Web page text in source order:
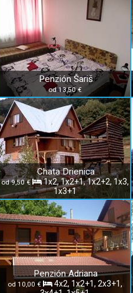
Penzión Šariš
od 13,50 €
Chata Drienica
od 9,50 €
1x2, 1x2+1, 1x2+2, 1x3,
1x3+1
Penzión Adriana
od 10,00 €
4x2, 1x2+1, 2x3+1,